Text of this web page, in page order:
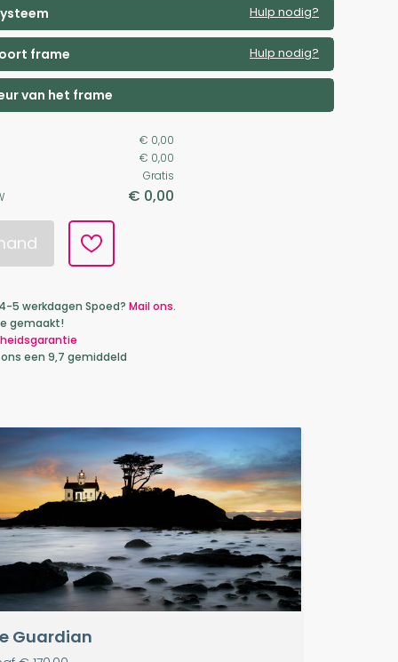
Hulp nodig?
frame Hulp nodig?
van het frame
€ 0,00
€ 0,00
Gratis
€ 0,00
5 werkdagen Spoed? Mail ons.
gemaakt!
een 9,7 gemiddeld
Guardian